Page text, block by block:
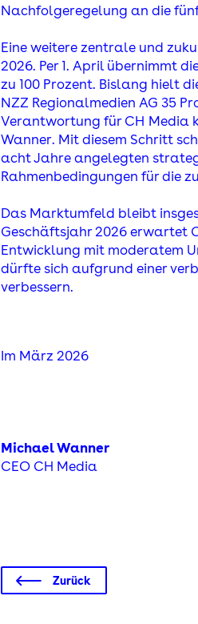
Nachfolgeregelung an die
Eine weitere zentrale und
2026. Per 1. April übernimmt
zu 100 Prozent. Bislang hielt
NZZ Regionalmedien AG 35
Verantwortung für CH Media
Wanner. Mit diesem Schritt
acht Jahre angelegten
Rahmenbedingungen für die
Das Marktumfeld bleibt
Geschäftsjahr 2026 erwartet
Entwicklung mit moderatem
dürfte sich aufgrund einer
verbessern.
Im März 2026
Michael Wanner
CEO CH Media
Zurück